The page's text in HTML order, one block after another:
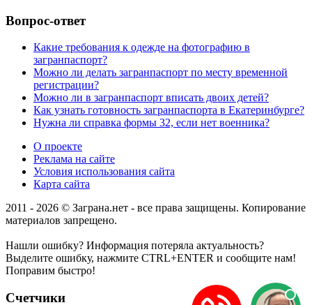
Вопрос-ответ
Какие требования к одежде на фотографию в
загранпаспорт?
Можно ли делать загранпаспорт по месту временной
регистрации?
Можно ли в загранпаспорт вписать двоих детей?
Как узнать готовность загранпаспорта в Екатеринбурге?
Нужна ли справка формы 32, если нет военника?
О проекте
Реклама на сайте
Условия использования сайта
Карта сайта
2011 - 2026 © Заграна.нет - все права защищены. Копирование
материалов запрещено.
Нашли ошибку? Информация потеряла актуальность?
Выделите ошибку, нажмите CTRL+ENTER и сообщите нам!
Поправим быстро!
Счетчики